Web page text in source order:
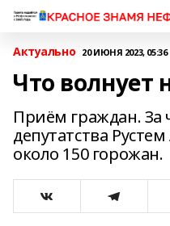
Актуально 20 ИЮНЯ 2023, 05:36
Что волнует
Приём граждан. За
депутатства
около 150 горожан.